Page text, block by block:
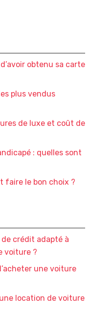
obtenu sa carte
plus vendus
de luxe et coût de
: quelles sont
faire le bon choix ?
crédit adapté à
voiture ?
une voiture
location de voiture